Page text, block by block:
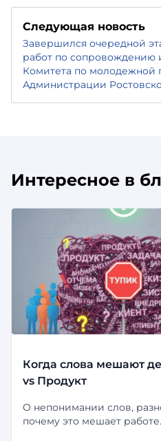
Следующая новость
Завершился очередной
работ по сопровождению
Комитета по молодежной
Администрации
Интересное в
Когда слова мешают
vs Продукт
О непонимании слов,
почему это мешает работе.